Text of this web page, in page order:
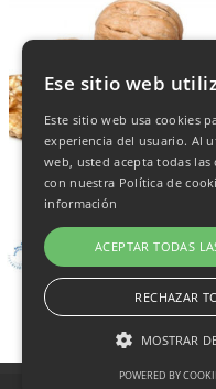
Ese sitio web
Este sitio web usa cookies
experiencia del usuario. Al
web, usted acepta todas las
con nuestra Política de
información
ACEPTAR TODAS
RECHAZAR
MOSTRAR
POWERED BY